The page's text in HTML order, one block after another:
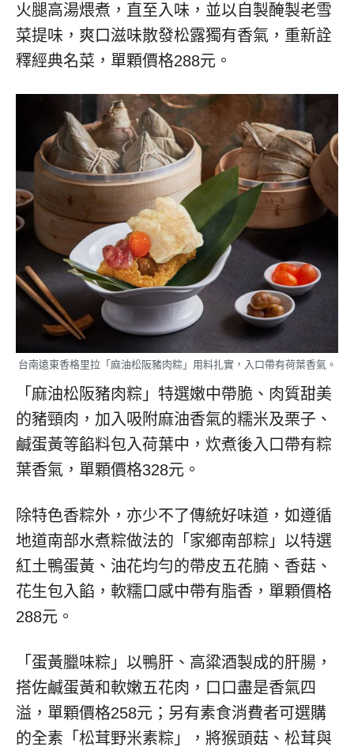
火腿高湯煨煮，直至入味，並以自製醃製老雪
菜提味，爽口滋味散發松露獨有香氣，重新詮
釋經典名菜，單顆價格288元。
台南遠東香格里拉「麻油松阪豬肉粽」用料扎實，入口帶有荷葉香氣。
「麻油松阪豬肉粽」特選嫩中帶脆、肉質甜美
的豬頸肉，加入吸附麻油香氣的糯米及栗子、
鹹蛋黃等餡料包入荷葉中，炊煮後入口帶有粽
葉香氣，單顆價格328元。
除特色香粽外，亦少不了傳統好味道，如遵循
地道南部水煮粽做法的「家鄉南部粽」以特選
紅土鴨蛋黃、油花均勻的帶皮五花腩、香菇、
花生包入餡，軟糯口感中帶有脂香，單顆價格
288元。
「蛋黃臘味粽」以鴨肝、高粱酒製成的肝腸，
搭佐鹹蛋黃和軟嫩五花肉，口口盡是香氣四
溢，單顆價格258元；另有素食消費者可選購
的全素「松茸野米素粽」，將猴頭菇、松茸與